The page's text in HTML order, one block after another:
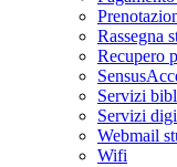
Rassegna
Recupero
Servizi
Servizi
Webmail
Wifi